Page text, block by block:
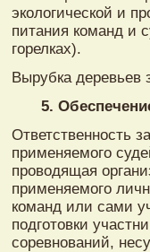
экологической и
питания команд и
горелках).
Вырубка деревьев
5.
Ответственность
применяемого
проводящая
применяемого
команд или сами
подготовки
соревнований,